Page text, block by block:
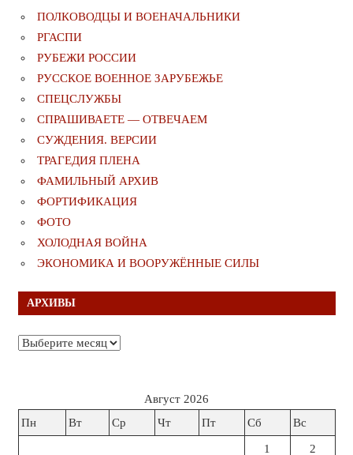
ПОЛКОВОДЦЫ И ВОЕНАЧАЛЬНИКИ
РГАСПИ
РУБЕЖИ РОССИИ
РУССКОЕ ВОЕННОЕ ЗАРУБЕЖЬЕ
СПЕЦСЛУЖБЫ
СПРАШИВАЕТЕ — ОТВЕЧАЕМ
СУЖДЕНИЯ. ВЕРСИИ
ТРАГЕДИЯ ПЛЕНА
ФАМИЛЬНЫЙ АРХИВ
ФОРТИФИКАЦИЯ
ФОТО
ХОЛОДНАЯ ВОЙНА
ЭКОНОМИКА И ВООРУЖЁННЫЕ СИЛЫ
АРХИВЫ
Архивы
Август 2026
Пн
Вт Ср Чт Пт Сб Вс
1 2